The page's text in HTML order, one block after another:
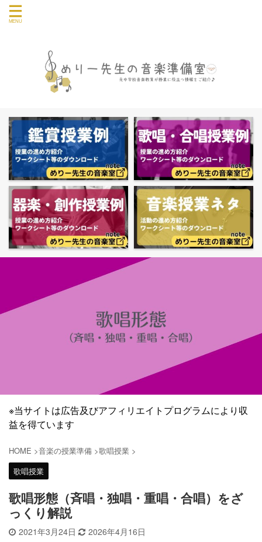
※当サイトは広告及びアフィリエイトプログラムにより収
益を得ています
HOME >音楽の授業準備 >歌唱授業 >
歌唱授業
歌唱形態（斉唱・独唱・重唱・合唱）をざ
っくり解説
2021年3月24日 2026年4月16日